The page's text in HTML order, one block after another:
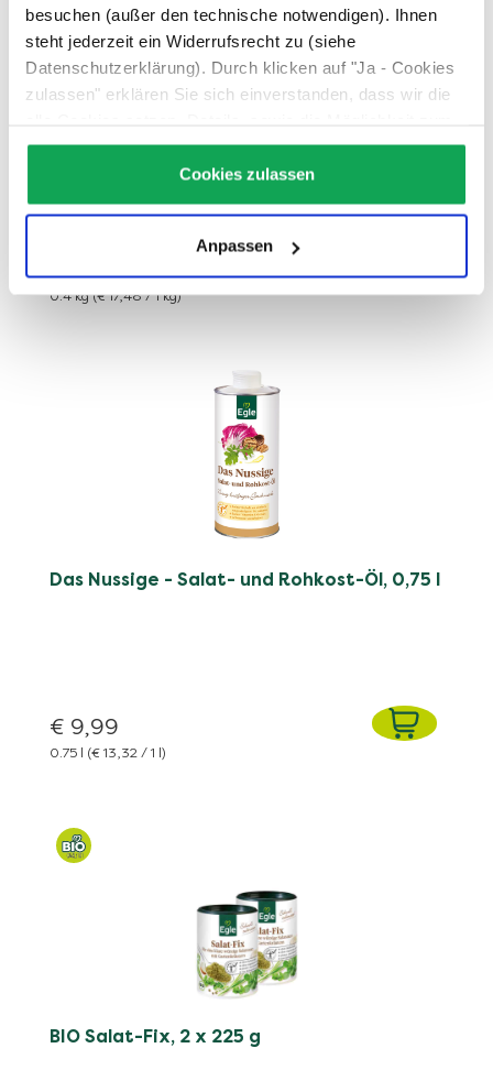
besuchen (außer den technische notwendigen). Ihnen
steht jederzeit ein Widerrufsrecht zu (siehe
Datenschutzerklärung). Durch klicken auf "Ja - Cookies
zulassen" erklären Sie sich einverstanden, dass wir die
Widerruf finden Sie unter:Datenschutz
Cookies zulassen
Anpassen
€ 6,99
0.4 kg(€ 17,48 / 1 kg)
Das Nussige - Salat- und Rohkost-Öl, 0,75 l
€ 9,99
0.75 l (€ 13,32 / 1 l)
BIO Salat-Fix, 2 x 225 g